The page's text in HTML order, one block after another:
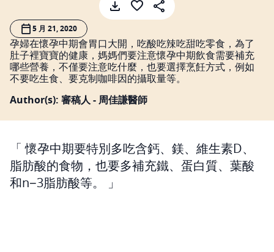
5 月 21, 2020
孕婦在懷孕中期會胃口大開，吃酸吃辣吃甜吃零食，為了
肚子裡寶寶的健康，媽媽們要注意懷孕中期飲食需要補充
哪些營養，不僅要注意吃什麼，也要選擇烹飪方式，例如
不要吃生食、要克制咖啡因的攝取量等。
Author(s): 審稿人 - 周佳謙醫師
懷孕中期要特別多吃含鈣、鎂、維生素D、
脂肪酸的食物，也要多補充鐵、蛋白質、葉酸
和n−3脂肪酸等。